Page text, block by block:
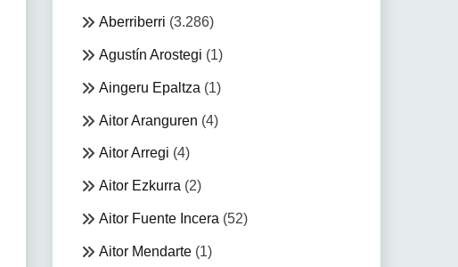
Aberriberri (3.286)
Agustín Arostegi (1)
Aingeru Epaltza (1)
Aitor Aranguren (4)
Aitor Arregi (4)
Aitor Ezkurra (2)
Aitor Fuente Incera (52)
Aitor Mendarte(1)